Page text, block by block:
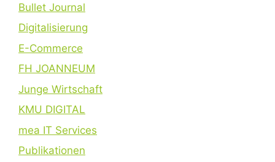
Bullet Journal
Digitalisierung
E-Commerce
FH JOANNEUM
Junge Wirtschaft
KMU DIGITAL
mea IT Services
Publikationen